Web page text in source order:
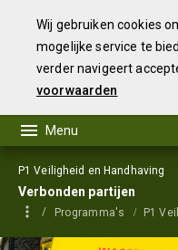
Wij gebruiken cookies
mogelijke service te
verder navigeert
voorwaarden
P1 Veiligheid en Handhaving
Verbonden partijen
Programma's
P1
Verbonden partijen